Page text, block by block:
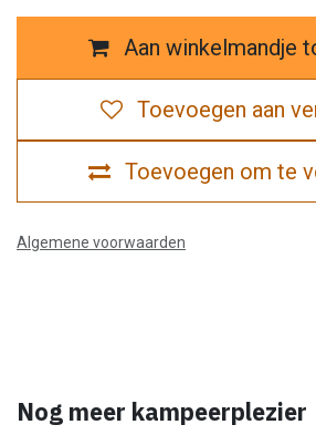
Aan winkelmandje
Toevoegen om te
Toevoegen aan
Algemene voorwaarden
Nog meer kampeerplezier